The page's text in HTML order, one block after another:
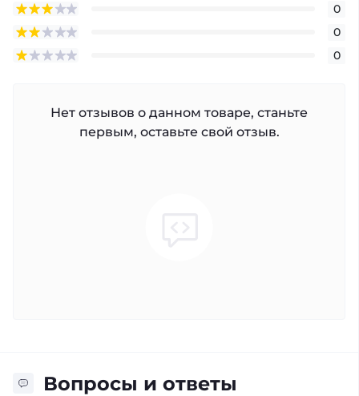
0
0
0
Нет отзывов о данном товаре, станьте
первым, оставьте свой отзыв.
Вопросы и ответы